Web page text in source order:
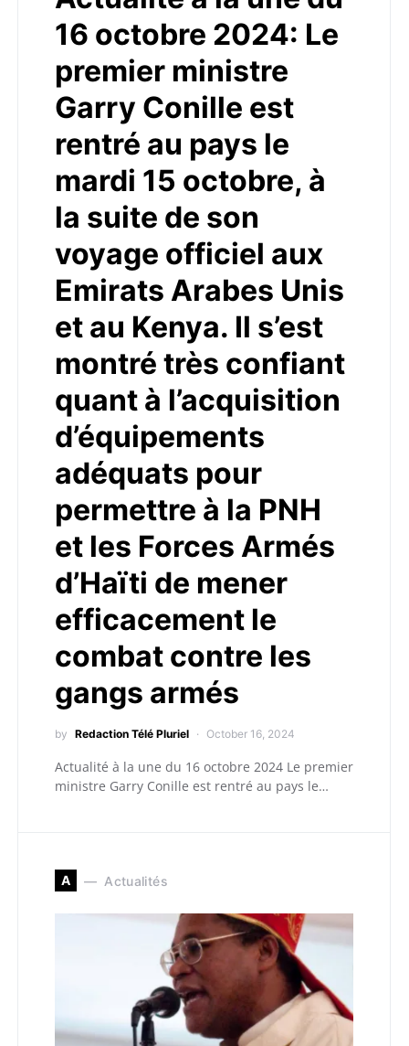
16 octobre 2024: Le
premier ministre
Garry Conille est
rentré au pays le
mardi 15 octobre, à
la suite de son
voyage officiel aux
Emirats Arabes Unis
et au Kenya. Il s’est
montré très confiant
quant à l’acquisition
d’équipements
adéquats pour
permettre à la PNH
et les Forces Armés
d’Haïti de mener
efficacement le
combat contre les
gangs armés
by Redaction Télé Pluriel October 16, 2024
Actualité à la une du 16 octobre 2024 Le premier
ministre Garry Conille est rentré au pays le…
A Actualités